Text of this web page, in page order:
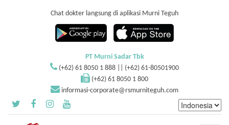
Chat dokter langsung di aplikasi Murni Teguh
PT Murni Sadar Tbk
(+62) 61 8050 1 888 || (+62) 61-80501900
(+62) 61 8050 1 800
informasi-corporate@rsmurniteguh.com